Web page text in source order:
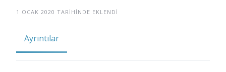
1 OCAK 2020 TARIHINDE EKLENDI
Ayrıntılar